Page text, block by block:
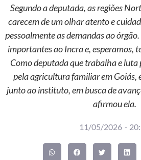
Segundo a deputada, as regiões
carecem de um olhar atento e
pessoalmente as demandas ao
importantes ao Incra e, esperamos,
Como deputada que trabalha e luta
pela agricultura familiar em Goiás,
junto ao instituto, em busca de
afirmou ela.
11/05/2026 -